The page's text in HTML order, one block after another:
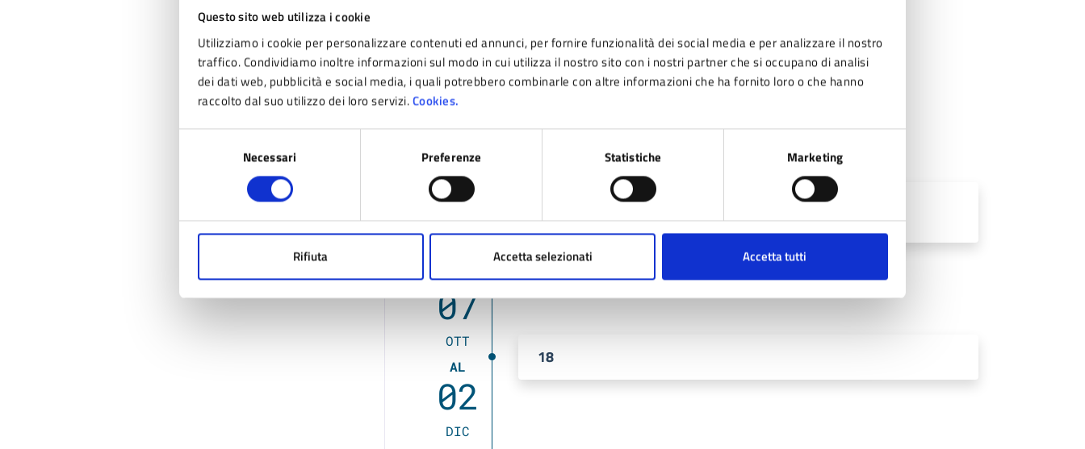
Questo sito web utilizza i cookie
Utilizziamo i cookie per personalizzare contenuti ed annunci, per fornire funzionalità dei social media e per analizzare il nostro
traffico. Condividiamo inoltre informazioni sul modo in cui utilizza il nostro sito con i nostri partner che si occupano di analisi
dei dati web, pubblicità e social media, i quali potrebbero combinarle con altre informazioni che ha fornito loro o che hanno
raccolto dal suo utilizzo dei loro servizi.Cookies.
Necessari Preferenze Statistiche Marketing
Rifiuta Accetta selezionati Accetta tutti
UIT Ufficio Informazioni turistiche
tel. 0536 29026 – uit@comune.pavullo-nel-frignano.mo.it
Date e orari
2023
07
OTT Inizio
DAL
07
OTT
AL
02
DIC
18